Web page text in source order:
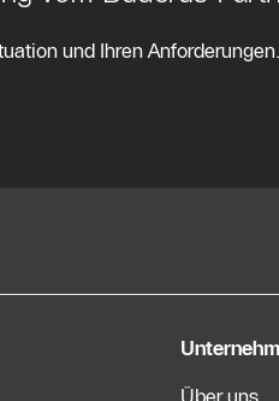
und Ihren
Über uns